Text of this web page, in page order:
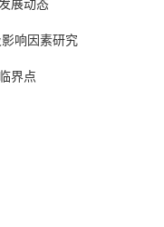
响因素研究
界点